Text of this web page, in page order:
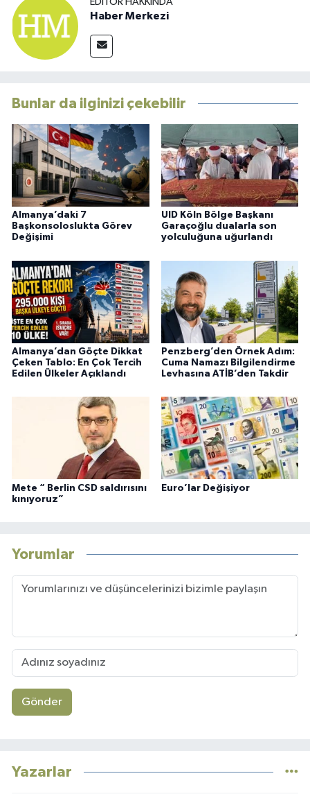
Haber Merkezi
Bunlar da ilginizi çekebilir
Almanya’daki 7
Başkonsoloslukta Görev
Değişimi
UID Köln Bölge Başkanı
Garaçoğlu dualarla son
yolculuğuna uğurlandı
Almanya’dan Göçte Dikkat
Çeken Tablo: En Çok Tercih
Edilen Ülkeler Açıklandı
Penzberg’den Örnek Adım:
Cuma Namazı Bilgilendirme
Levhasına ATİB’den Takdir
Mete “ Berlin CSD saldırısını
kınıyoruz”
Euro’lar Değişiyor
Yorumlar
Gönder
Yazarlar